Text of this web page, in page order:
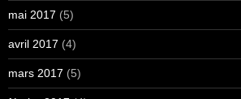
mai 2017 (5)
avril 2017 (4)
mars 2017 (5)